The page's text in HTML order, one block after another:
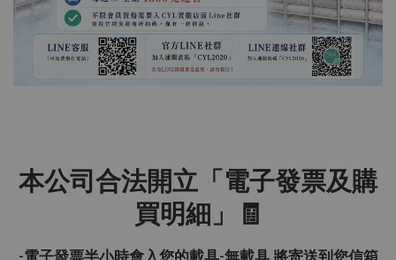
本公司合法開立「電子發票及購
買明細」🧾